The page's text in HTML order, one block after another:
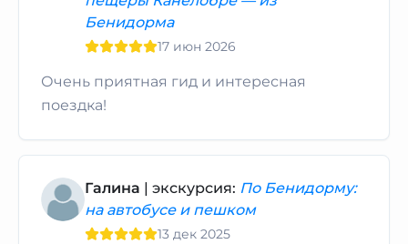
Бенидорма
17 июн 2026
Очень приятная гид и интересная
поездка!
Галина | экскурсия: По Бенидорму:
на автобусе и пешком
13 дек 2025